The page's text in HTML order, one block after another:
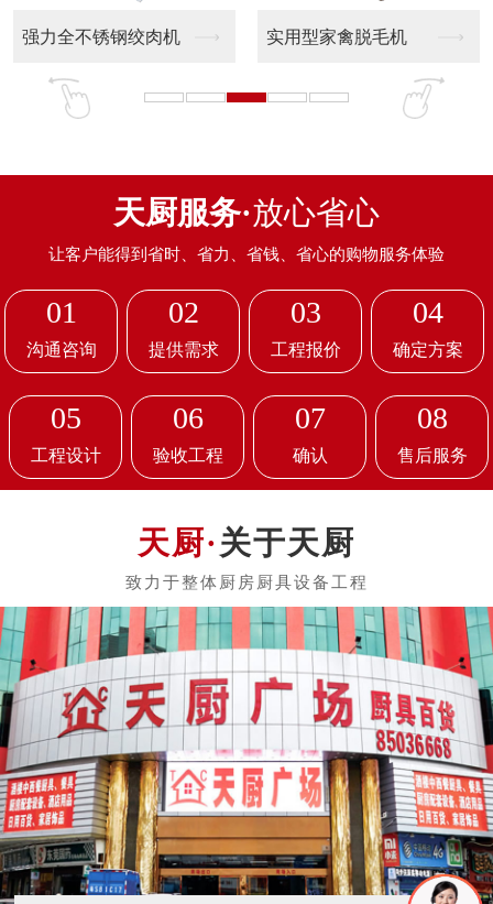
不锈钢绞肉机 实用型家禽脱毛机 油烟净
天厨服务·放心省心
让客户能得到省时、省力、省钱、省心的购物服务体验
01
沟通咨询
02
提供需求
03
工程报价
04
确定方案
05
工程设计
06
验收工程
07
确认
08
售后服务
关于天厨